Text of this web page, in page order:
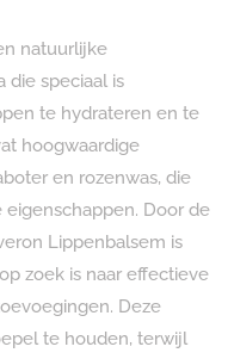
natuurlijke
die speciaal is
te hydrateren en te
hoogwaardige
en rozenwas, die
Door de
Lippenbalsem is
zoek is naar effectieve
Deze
te houden, terwijl